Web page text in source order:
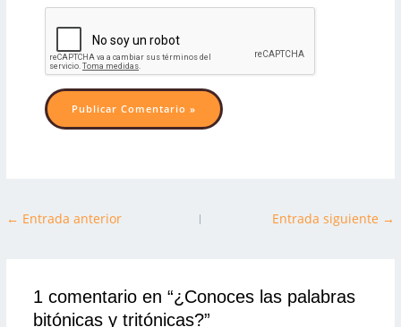
ó
n
i
Navegación
← Entrada anterior Entrada siguiente →
1 comentario en “¿Conoces las palabras
bitónicas y tritónicas?”